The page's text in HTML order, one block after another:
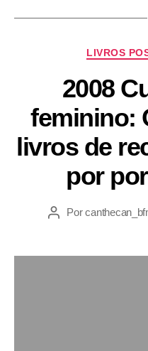
LIVROS
2008
feminino:
livros de
por
Por